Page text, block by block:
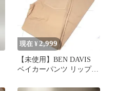
現在 ¥ 2,999
【未使用】BEN DAVIS
ベイカーパンツ リップス